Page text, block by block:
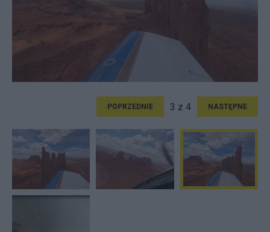
POPRZEDNIE 3 z 4 NASTĘPNE